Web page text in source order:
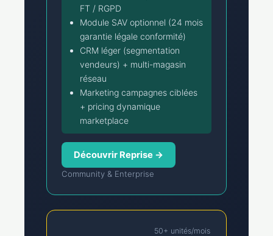
FT / RGPD
Module SAV optionnel (24 mois
garantie légale conformité)
CRM léger (segmentation
vendeurs) + multi-magasin
réseau
Marketing campagnes ciblées
+ pricing dynamique
marketplace
Découvrir Reprise →
Community & Enterprise
50+ unités/mois